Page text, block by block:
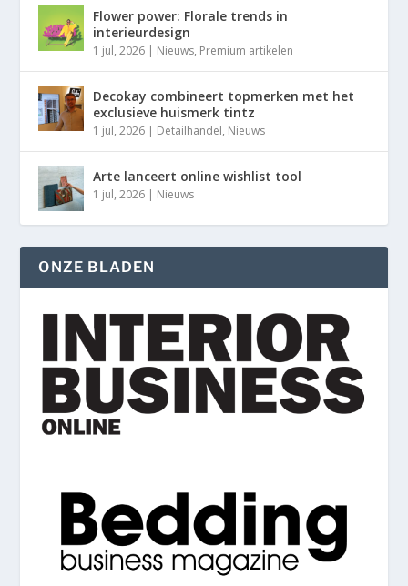
Flower power: Florale trends in
interieurdesign
1 jul, 2026 | Nieuws, Premium artikelen
Decokay combineert topmerken met het
exclusieve huismerk tintz
1 jul, 2026 | Detailhandel, Nieuws
Arte lanceert online wishlist tool
1 jul, 2026 | Nieuws
ONZE BLADEN